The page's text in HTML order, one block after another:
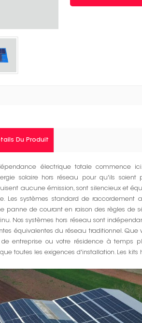
Du Produit
électrique totale commence
solaire hors réseau pour qu'ils
aucune émission, sont silencieux et
Les systèmes standard de
panne de courant en raison des règles de
Nos systèmes hors réseau sont
équivalentes du réseau traditionnel. Que
de entreprise ou votre résidence à temps
toutes les exigences d'installation. Les kits